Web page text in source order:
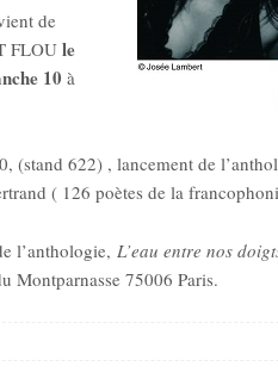
de
FLOUle
10 à
(stand 622) , lancement de
( 126 poètes de la
l’anthologie, L’eau entre nos
Montparnasse 75006 Paris.